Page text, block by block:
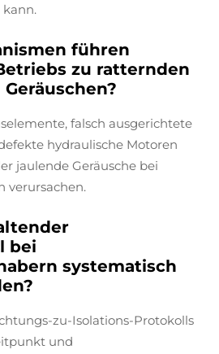
führen
zu ratternden
falsch ausgerichtete
hydraulische Motoren
jaulende Geräusche bei
verursachen.
bei
systematisch
zu-Isolations-Protokolls
und